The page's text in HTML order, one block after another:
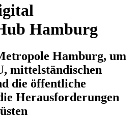
Hamburg
Hamburg, um
mittelständischen
die öffentliche
Herausforderungen